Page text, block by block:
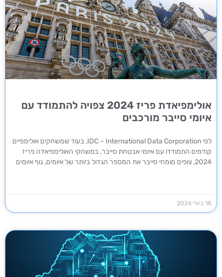
אולימפיאדת פריז 2024 צפויה להתמודד עם
איומי סייבר מורכבים
לפי IDC – International Data Corporation, בעוד שמשחקים אולימפיים
קודמים התמודדו עם איומי אבטחת סייבר, במשחקי האולימפיאדה פריז
2024, צופים מומחי סייבר את המספר הגדול ביותר של איומים, נוף איומים
18 ביולי 2024